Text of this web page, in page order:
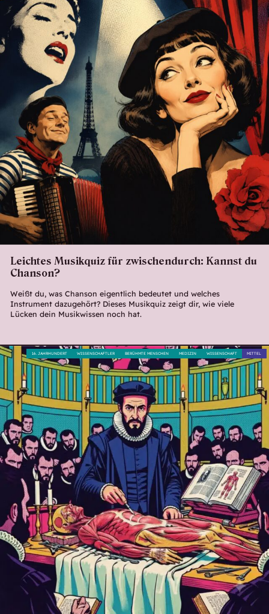
Leichtes Musikquiz für zwischendurch: Kannst du
Chanson?
Weißt du, was Chanson eigentlich bedeutet und welches
Instrument dazugehört? Dieses Musikquiz zeigt dir, wie viele
Lücken dein Musikwissen noch hat.
MITTEL
WISSENSCHAFT
MEDIZIN
BERÜHMTE MENSCHEN
WISSENSCHAFTLER
16. JAHRHUNDERT